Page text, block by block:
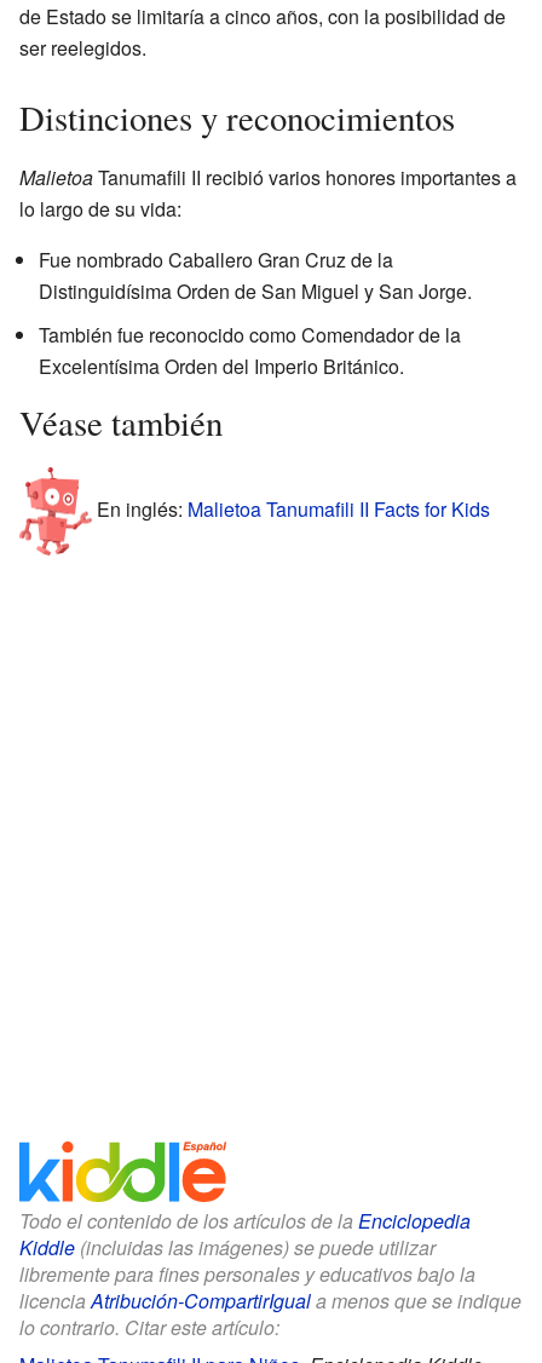
de Estado se limitaría a cinco años, con la posibilidad de
ser reelegidos.
Distinciones y reconocimientos
MalietoaTanumafili II recibió varios honores importantes a
lo largo de su vida:
Fue nombrado Caballero Gran Cruz de la
Distinguidísima Orden de San Miguel y San Jorge.
También fue reconocido como Comendador de la
Excelentísima Orden del Imperio Británico.
Véase también
En inglés: Malietoa Tanumafili II Facts for Kids
Todo el contenido de los artículos de la Enciclopedia
Kiddle (incluidas las imágenes) se puede utilizar
libremente para fines personales y educativos bajo la
licenciaAtribución-CompartirIguala menos que se indique
lo contrario. Citar este artículo: